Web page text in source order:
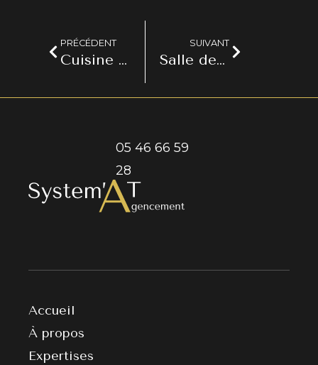
PRÉCÉDENT
Cuisine appartement design – La Rochelle (17)
SUIVANT
Salle de bain design – Dompierre sur mer (17)
05 46 66 59
28
Accueil
À propos
Expertises